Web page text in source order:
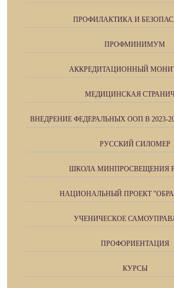
ПРОФИЛАКТИКА И
ПРОФМИНИМУМ
АККРЕДИТАЦИОННЫЙ
МЕДИЦИНСКАЯ
ВНЕДРЕНИЕ ФЕДЕРАЛЬНЫХ ООП В 2023-
РУССКИЙ СИЛОМЕР
ШКОЛА МИНПРОСВЕЩЕНИЯ
НАЦИОНАЛЬНЫЙ ПРОЕКТ
УЧЕНИЧЕСКОЕ
ПРОФОРИЕНТАЦИЯ
КУРСЫ